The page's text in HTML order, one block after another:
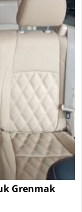
Grenmak